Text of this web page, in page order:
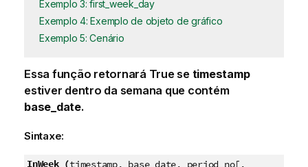
Exemplo 3: first_week_day
Exemplo 4: Exemplo de objeto de gráfico
Exemplo 5: Cenário
Essa função retornará Truese timestamp
estiver dentro da semana que contém
base_date.
Sintaxe:
InWeek (timestamp, base_date, period_no[,